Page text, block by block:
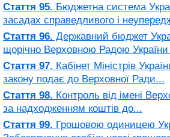
Стаття 95. Бюджетна система
засадах справедливого і
Стаття 96. Державний бюджет
щорічно Верховною Радою
Стаття 97. Кабінет Міністрів
закону подає до Верховної Ради...
Стаття 98. Контроль від імені
за надходженням коштів до...
Стаття 99. Грошовою одиницею